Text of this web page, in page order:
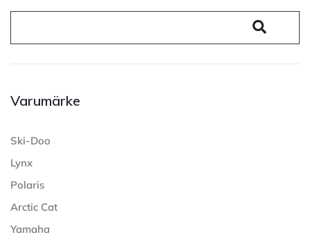
Varumärke
Ski-Doo
Lynx
Polaris
Arctic Cat
Yamaha